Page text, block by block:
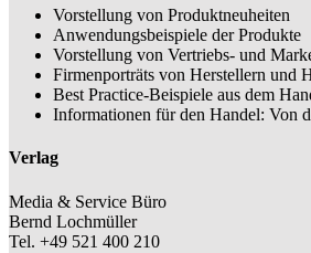
Vorstellung von Produktneuheiten
Anwendungsbeispiele der Produkte
Vorstellung von Vertriebs- und
Firmenporträts von Herstellern und
Best Practice-Beispiele aus dem
Informationen für den Handel: Von
Verlag
Media & Service Büro
Bernd Lochmüller
Tel. +49 521 400 210